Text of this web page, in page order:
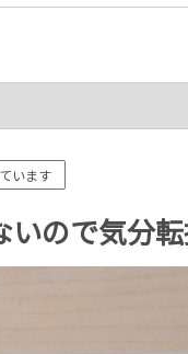
います
いので気分